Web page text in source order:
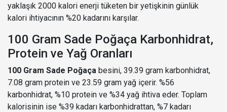
yaklaşık 2000 kalori enerji tüketen bir yetişkinin günlük
kalori ihtiyacının %20 kadarını karşılar.
100 Gram Sade Poğaça Karbonhidrat,
Protein ve Yağ Oranları
100 Gram Sade Poğaça besini, 39.39 gram karbonhidrat,
7.08 gram protein ve 23.59 gram yağ içerir. %56
karbonhidrat, %10 protein ve %34 yağ ihtiva eder. Toplam
kalorisinin ise %39 kadarı karbonhidrattan, %7 kadarı